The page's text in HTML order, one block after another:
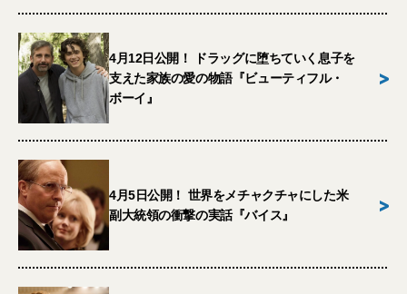
4月12日公開！ ドラッグに堕ちていく息子を
支えた家族の愛の物語『ビューティフル・
ボーイ』
>
4月5日公開！ 世界をメチャクチャにした米
副大統領の衝撃の実話『バイス』
>